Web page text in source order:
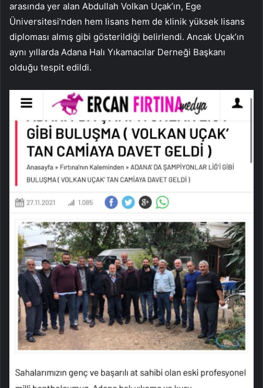
arasında yer alan Abdullah Volkan Uçak’ın, Ege
Üniversitesi’nden hem lisans hem de klinik yüksek lisans
diploması almış gibi gösterildiği belirlendi. Ancak Uçak’ın
aynı yıllarda Adana Halı Yıkamacılar Derneği Başkanı
olduğu tespit edildi.